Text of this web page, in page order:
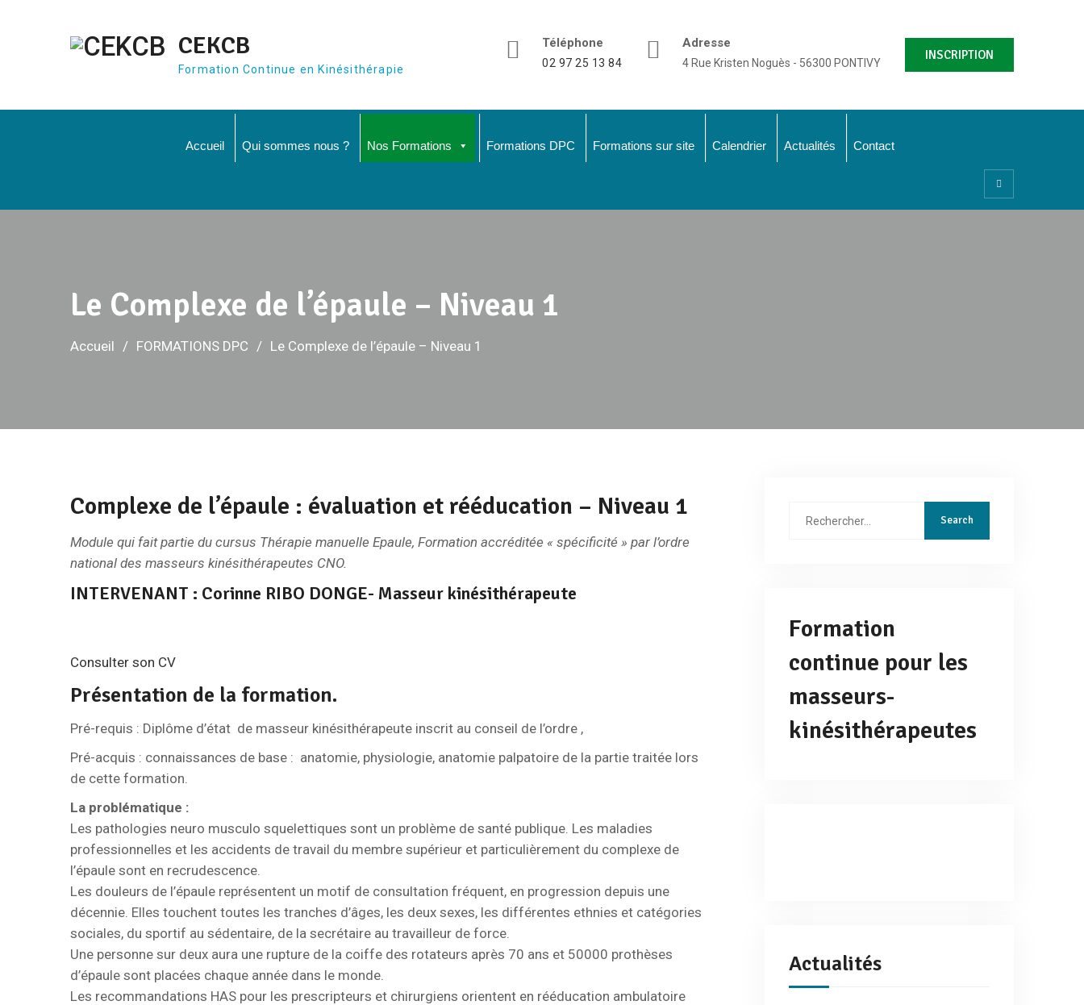
CEKCB
Formation Continue en Kinésithérapie
Téléphone
02 97 25 13 84
Adresse
4 Rue Kristen Noguès - 56300 PONTIVY
INSCRIPTION
Accueil Qui sommes nous ? Nos Formations Formations DPC Formations sur site Calendrier Actualités Contact
Le Complexe de l’épaule – Niveau 1
Accueil FORMATIONS DPC Le Complexe de l’épaule – Niveau 1
Complexe de l’épaule : évaluation et rééducation – Niveau 1
Module qui fait partie du cursus Thérapie manuelle Epaule, Formation accréditée « spécificité » par l’ordre
national des masseurs kinésithérapeutes CNO.
INTERVENANT : Corinne RIBO DONGE- Masseur kinésithérapeute
Consulter son CV
Présentation de la formation.
Pré-requis : Diplôme d’état de masseur kinésithérapeute inscrit au conseil de l’ordre ,
Pré-acquis : connaissances de base : anatomie, physiologie, anatomie palpatoire de la partie traitée lors
de cette formation.
La problématique :
Les pathologies neuro musculo squelettiques sont un problème de santé publique. Les maladies
professionnelles et les accidents de travail du membre supérieur et particulièrement du complexe de
l’épaule sont en recrudescence.
Les douleurs de l’épaule représentent un motif de consultation fréquent, en progression depuis une
décennie. Elles touchent toutes les tranches d’âges, les deux sexes, les différentes ethnies et catégories
sociales, du sportif au sédentaire, de la secrétaire au travailleur de force.
Une personne sur deux aura une rupture de la coiffe des rotateurs après 70 ans et 50000 prothèses
d’épaule sont placées chaque année dans le monde.
Les recommandations HAS pour les prescripteurs et chirurgiens orientent en rééducation ambulatoire
Formation
continue pour les
masseurs-
kinésithérapeutes
Actualités